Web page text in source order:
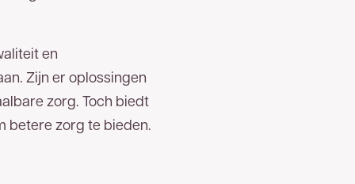
en
Zijn er oplossingen
zorg. Toch biedt
betere zorg te bieden.